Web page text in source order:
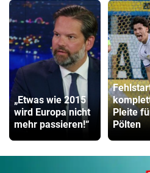
„Etwas wie 2015
wird Europa nicht
mehr passieren!“
Pleite
Pölten